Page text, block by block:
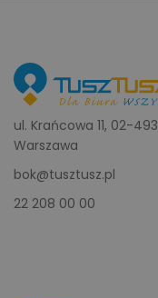
ul. Krańcowa 11, 02-493
Warszawa
bok@tusztusz.pl
22 208 00 00